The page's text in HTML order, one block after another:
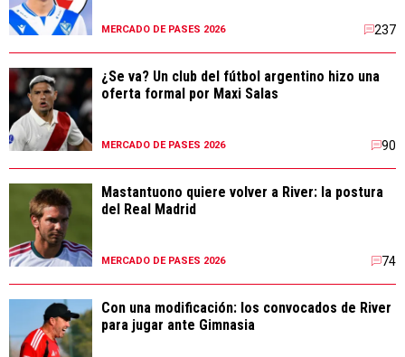
MERCADO DE PASES 2026 237
¿Se va? Un club del fútbol argentino hizo una
oferta formal por Maxi Salas
MERCADO DE PASES 2026 90
Mastantuono quiere volver a River: la postura
del Real Madrid
MERCADO DE PASES 2026 74
Con una modificación: los convocados de River
para jugar ante Gimnasia